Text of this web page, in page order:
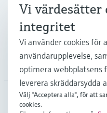
Support
SWE • Svenska
Vi värdesätter
integritet
Vi använder cookies för
användarupplevelse,
optimera webbplatsens
leverera skräddarsydda
Välj "Acceptera alla", för att
cookies.